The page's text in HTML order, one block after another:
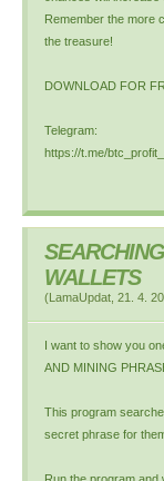
Remember the more
the treasure!
DOWNLOAD FOR
Telegram:
https://t.me/
WALLETS
(LamaUpdat 21. 4.
I want to show you
AND MINING
This program
secret phrase for